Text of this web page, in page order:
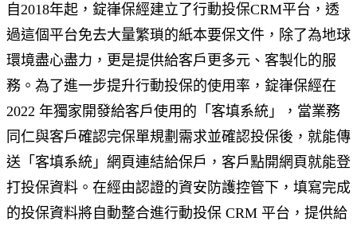
自2018年起，錠嵂保經建立了行動投保CRM平台，透
過這個平台免去大量繁瑣的紙本要保文件，除了為地球
環境盡心盡力，更是提供給客戶更多元、客製化的服
務。為了進一步提升行動投保的使用率，錠嵂保經在
2022 年獨家開發給客戶使用的「客填系統」，當業務
同仁與客戶確認完保單規劃需求並確認投保後，就能傳
送「客填系統」網頁連結給保戶，客戶點開網頁就能登
打投保資料。在經由認證的資安防護控管下，填寫完成
的投保資料將自動整合進行動投保 CRM 平台，提供給